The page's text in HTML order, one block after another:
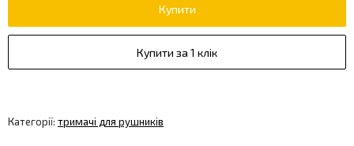
Купити
Купити за 1 клік
Категорії: тримачі для рушників